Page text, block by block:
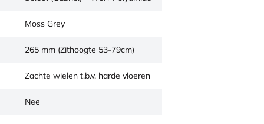
Moss Grey
265 mm (Zithoogte 53-79cm)
Zachte wielen t.b.v. harde vloeren
Nee